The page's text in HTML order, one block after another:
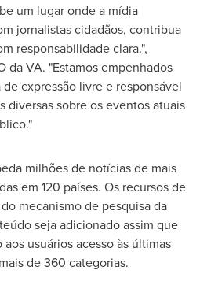
um lugar onde a mídia
jornalistas cidadãos, contribua
responsabilidade clara.",
da VA. "Estamos empenhados
expressão livre e responsável
diversas sobre os eventos atuais
milhões de notícias de mais
em 120 países. Os recursos de
mecanismo de pesquisa da
seja adicionado assim que
usuários acesso às últimas
de 360 categorias.